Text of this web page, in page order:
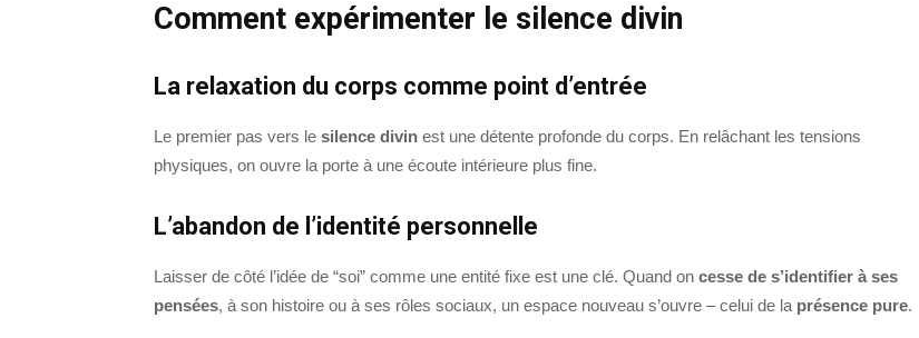
Comment expérimenter le silence divin
La relaxation du corps comme point d’entrée
Le premier pas vers le silence divin est une détente profonde du corps. En relâchant les tensions
physiques, on ouvre la porte à une écoute intérieure plus fine.
L’abandon de l’identité personnelle
Laisser de côté l’idée de “soi” comme une entité fixe est une clé. Quand on cesse de s’identifier à ses
pensées, à son histoire ou à ses rôles sociaux, un espace nouveau s’ouvre – celui de la présence pure.